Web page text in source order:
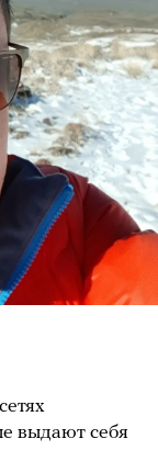
выдают себя